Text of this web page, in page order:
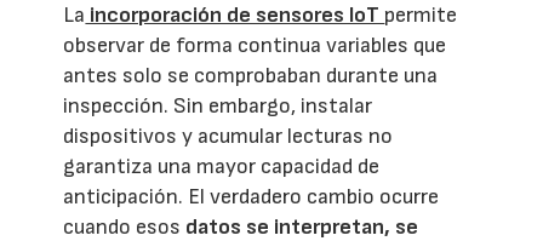
La incorporación de sensores IoT permite
observar de forma continua variables que
antes solo se comprobaban durante una
inspección. Sin embargo, instalar
dispositivos y acumular lecturas no
garantiza una mayor capacidad de
anticipación. El verdadero cambio ocurre
cuando esos datos se interpretan, se